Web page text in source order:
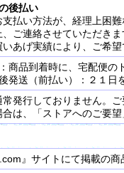
後払い
払い方法が、経理上困
ご連絡させていただきま
あげ実績により、ご希
商品到着時に、宅配便の
発送（前払い）：２１日
常発行しておりません。
合は、「ストアへのご要
』サイトにて掲載の